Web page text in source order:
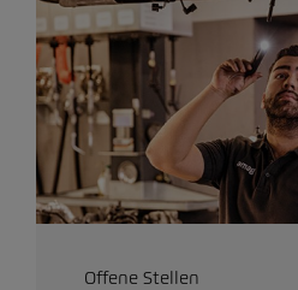
Offene Stellen